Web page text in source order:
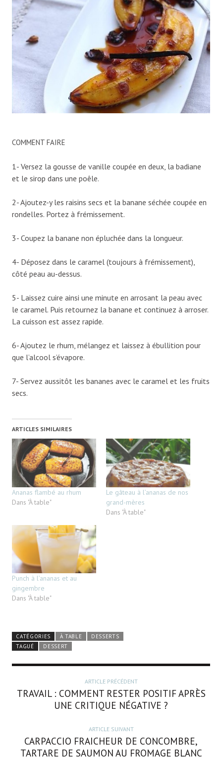
COMMENT FAIRE
1- Versez la gousse de vanille coupée en deux, la badiane
et le sirop dans une poêle.
2- Ajoutez-y les raisins secs et la banane séchée coupée en
rondelles. Portez à frémissement.
3- Coupez la banane non épluchée dans la longueur.
4- Déposez dans le caramel (toujours à frémissement),
côté peau au-dessus.
5- Laissez cuire ainsi une minute en arrosant la peau avec
le caramel. Puis retournez la banane et continuez à arroser.
La cuisson est assez rapide.
6- Ajoutez le rhum, mélangez et laissez à ébullition pour
que l’alcool s’évapore.
7- Servez aussitôt les bananes avec le caramel et les fruits
secs.
ARTICLES SIMILAIRES
Ananas flambé au rhum
Dans "À table"
Le gâteau à l’ananas de nos
grand-mères
Dans "À table"
Punch à l’ananas et au
gingembre
Dans "À table"
CATÉGORIES À TABLE
DESSERTS
TAGUÉ
DESSERT
ARTICLE PRÉCÉDENT
TRAVAIL : COMMENT RESTER POSITIF APRÈS
UNE CRITIQUE NÉGATIVE ?
ARTICLE SUIVANT
CARPACCIO FRAICHEUR DE CONCOMBRE,
TARTARE DE SAUMON AU FROMAGE BLANC